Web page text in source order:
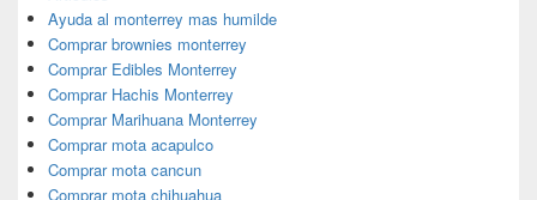
Ayuda al monterrey mas humilde
Comprar brownies monterrey
Comprar Edibles Monterrey
Comprar Hachis Monterrey
Comprar Marihuana Monterrey
Comprar mota acapulco
Comprar mota cancun
Comprar mota chihuahua